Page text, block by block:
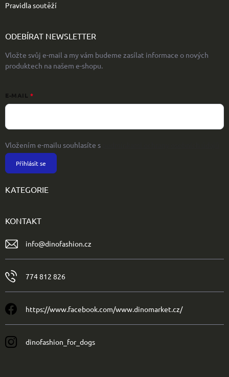
Pravidla soutěží
ODEBÍRAT NEWSLETTER
Vložte svůj e-mail a my vám budeme zasílat informace o nových
produktech na našem e-shopu.
E-MAIL
Vložením e-mailu souhlasíte s
Přihlásit se
KATEGORIE
KONTAKT
info@dinofashion.cz
774 812 826
https://www.facebook.com/www.dinomarket.cz/
dinofashion_for_dogs